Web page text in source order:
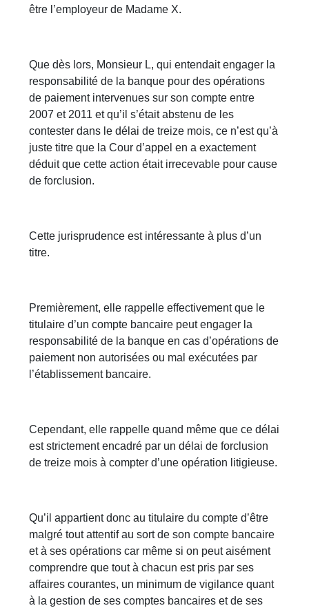
être l’employeur de Madame X.
Que dès lors, Monsieur L, qui entendait engager la
responsabilité de la banque pour des opérations
de paiement intervenues sur son compte entre
2007 et 2011 et qu’il s’était abstenu de les
contester dans le délai de treize mois, ce n’est qu’à
juste titre que la Cour d’appel en a exactement
déduit que cette action était irrecevable pour cause
de forclusion.
Cette jurisprudence est intéressante à plus d’un
titre.
Premièrement, elle rappelle effectivement que le
titulaire d’un compte bancaire peut engager la
responsabilité de la banque en cas d’opérations de
paiement non autorisées ou mal exécutées par
l’établissement bancaire.
Cependant, elle rappelle quand même que ce délai
est strictement encadré par un délai de forclusion
de treize mois à compter d’une opération litigieuse.
Qu’il appartient donc au titulaire du compte d’être
malgré tout attentif au sort de son compte bancaire
et à ses opérations car même si on peut aisément
comprendre que tout à chacun est pris par ses
affaires courantes, un minimum de vigilance quant
à la gestion de ses comptes bancaires et de ses